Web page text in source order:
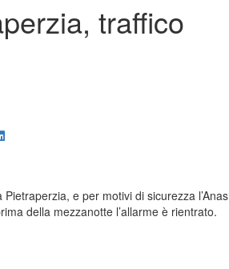
traffico
e per motivi di sicurezza l’Anas
della mezzanotte l’allarme è rientrato.